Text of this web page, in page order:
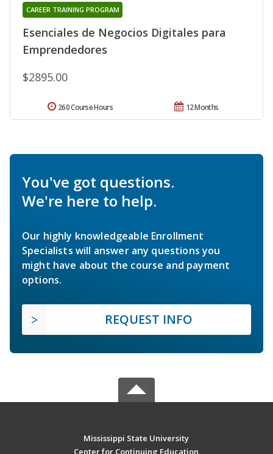
Esenciales de Negocios Digitales para
Emprendedores
CAREER TRAINING PROGRAM
$2895.00
12 Months
260 Course Hours
You've got questions.
We're here to help.
Our highly knowledgeable Enrollment
Specialists will answer any questions you
might have about the course and payment
options.
REQUEST INFO
Mississippi State University
Center for Continuing Education